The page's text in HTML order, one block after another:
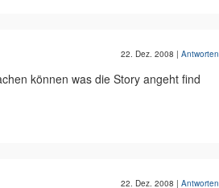
22. Dez. 2008 | Antworten
können was die Story angeht find
22. Dez. 2008 | Antworten